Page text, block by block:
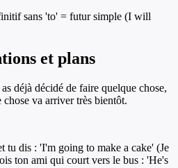
sans 'to' = futur simple (I will
et plans
déjà décidé de faire quelque chose,
va arriver très bientôt.
tu dis : 'I'm going to make a cake' (Je
ton ami qui court vers le bus : 'He's